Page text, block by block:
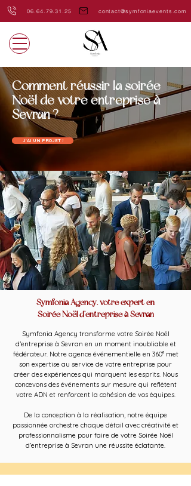
06.64.79.31.25 contact@symfoniaevents.com
Comment réussir la soirée
Noël de votre entreprise à
Sevran ?
J'AI UN PROJET !
Symfonia Agency, votre expert en
Soirée Noël d’entreprise à Sevran
Symfonia Agency transforme votre Soirée Noël
d’entreprise à Sevran en un moment inoubliable et
fédérateur. Notre agence événementielle en 360° met
son expertise au service de votre entreprise pour
créer des expériences qui marquent les esprits. Nous
concevons des événements sur mesure qui reflètent
votre ADN et renforcent la cohésion de vos équipes.
De la conception à la réalisation, notre équipe
passionnée orchestre chaque détail avec créativité et
professionnalisme pour faire de votre Soirée Noël
d’entreprise à Sevran une réussite éclatante.